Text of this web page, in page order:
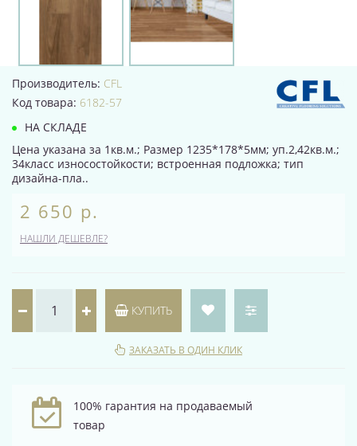
Производитель: CFL
Код товара: 6182-57
НА СКЛАДЕ
Цена указана за 1кв.м.; Размер 1235*178*5мм; уп.2,42кв.м.;
34класс износостойкости; встроенная подложка; тип
дизайна-пла..
2 650 р.
НАШЛИ ДЕШЕВЛЕ?
КУПИТЬ
ЗАКАЗАТЬ В ОДИН КЛИК
100% гарантия на продаваемый
товар